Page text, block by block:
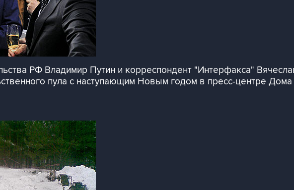
РФ Владимир Путин и корреспондент "Интерфакса"
пула с наступающим Новым годом в пресс-центре